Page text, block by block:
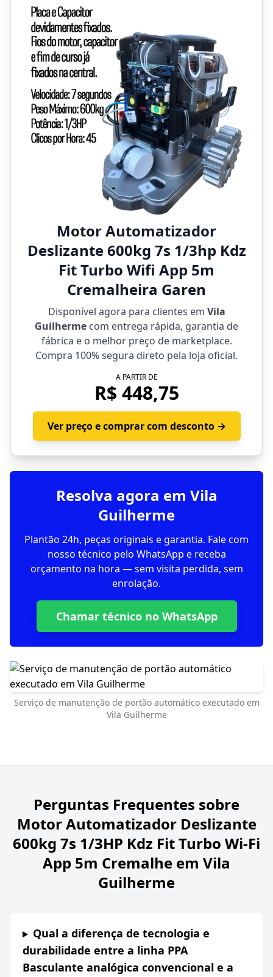
Motor Automatizador
Deslizante 600kg 7s 1/3hp Kdz
Fit Turbo Wifi App 5m
Cremalheira Garen
Disponível agora para clientes em Vila
Guilherme com entrega rápida, garantia de
fábrica e o melhor preço de marketplace.
Compra 100% segura direto pela loja oficial.
A PARTIR DE
R$ 448,75
Ver preço e comprar com desconto →
Resolva agora em Vila
Guilherme
Plantão 24h, peças originais e garantia. Fale com
nosso técnico pelo WhatsApp e receba
orçamento na hora — sem visita perdida, sem
enrolação.
Chamar técnico no WhatsApp
Serviço de manutenção de portão automático executado em
Vila Guilherme
Perguntas Frequentes sobre
Motor Automatizador Deslizante
600kg 7s 1/3HP Kdz Fit Turbo Wi-Fi
App 5m Cremalhe em Vila
Guilherme
Qual a diferença de tecnologia e
durabilidade entre a linha PPA
Basculante analógica convencional e a